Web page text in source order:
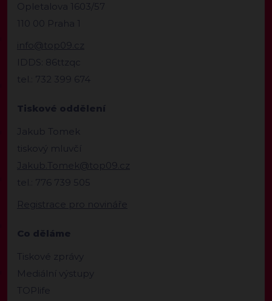
Opletalova 1603/57
110 00 Praha 1
info@top09.cz
IDDS: 86ttzqc
tel.: 732 399 674
Tiskové oddělení
Jakub Tomek
tiskový mluvčí
Jakub.Tomek@top09.cz
tel.: 776 739 505
Registrace pro novináře
Co děláme
Tiskové zprávy
Mediální výstupy
TOPlife